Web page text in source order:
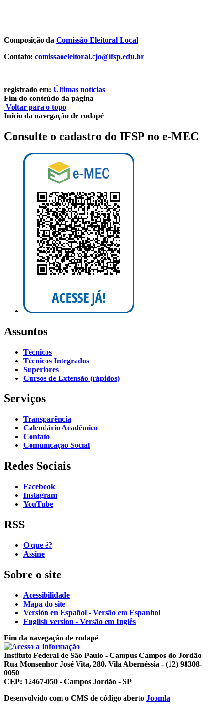
Composição da Comissão Eleitoral Local
Contato: comissaoeleitoral.cjo@ifsp.edu.br
registrado em: Últimas notícias
Fim do conteúdo da página
Voltar para o topo
Início da navegação de rodapé
Consulte o cadastro do IFSP no e-MEC
Assuntos
Técnicos
Técnicos Integrados
Superiores
Cursos de Extensão (rápidos)
Serviços
Transparência
Calendário Acadêmico
Contato
Comunicação Social
Redes Sociais
Facebook
Instagram
YouTube
RSS
O que é?
Assine
Sobre o site
Acessibilidade
Mapa do site
Versión en Español - Versão em Espanhol
English version - Versão em Inglês
Fim da navegação de rodapé
Instituto Federal de São Paulo - Campus Campos do Jordão
Rua Monsenhor José Vita, 280. Vila Abernéssia - (12) 98308-
0050
CEP: 12467-050 - Campos Jordão - SP
Desenvolvido com o CMS de código aberto Joomla